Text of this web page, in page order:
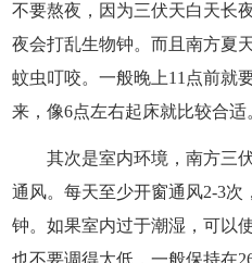
不要熬夜，因为三伏天白天长
夜会打乱生物钟。而且南方夏
蚊虫叮咬。一般晚上11点前就
来，像6点左右起床就比较合适
其次是室内环境，南方三伏
通风。每天至少开窗通风2-3次
钟。如果室内过于潮湿，可以
也不要调得太低，一般保持在